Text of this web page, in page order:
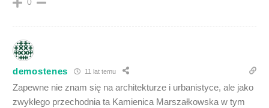
0
demostenes 11 lat temu
Zapewne nie znam się na architekturze i urbanistyce, ale jako
zwykłego przechodnia ta Kamienica Marszałkowska w tym